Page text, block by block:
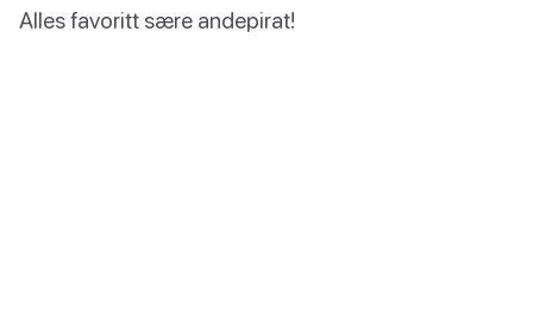
Alles favoritt sære andepirat!